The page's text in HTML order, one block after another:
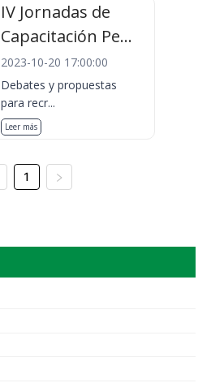
IV Jornadas de
Capacitación Pe...
2023-10-20 17:00:00
Debates y propuestas
para recr...
Leer más
1